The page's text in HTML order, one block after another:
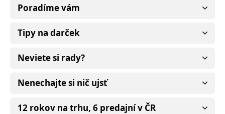
Poradíme vám
Tipy na darček
Neviete si rady?
Nenechajte si nič ujsť
12 rokov na trhu, 6 predajní v ČR